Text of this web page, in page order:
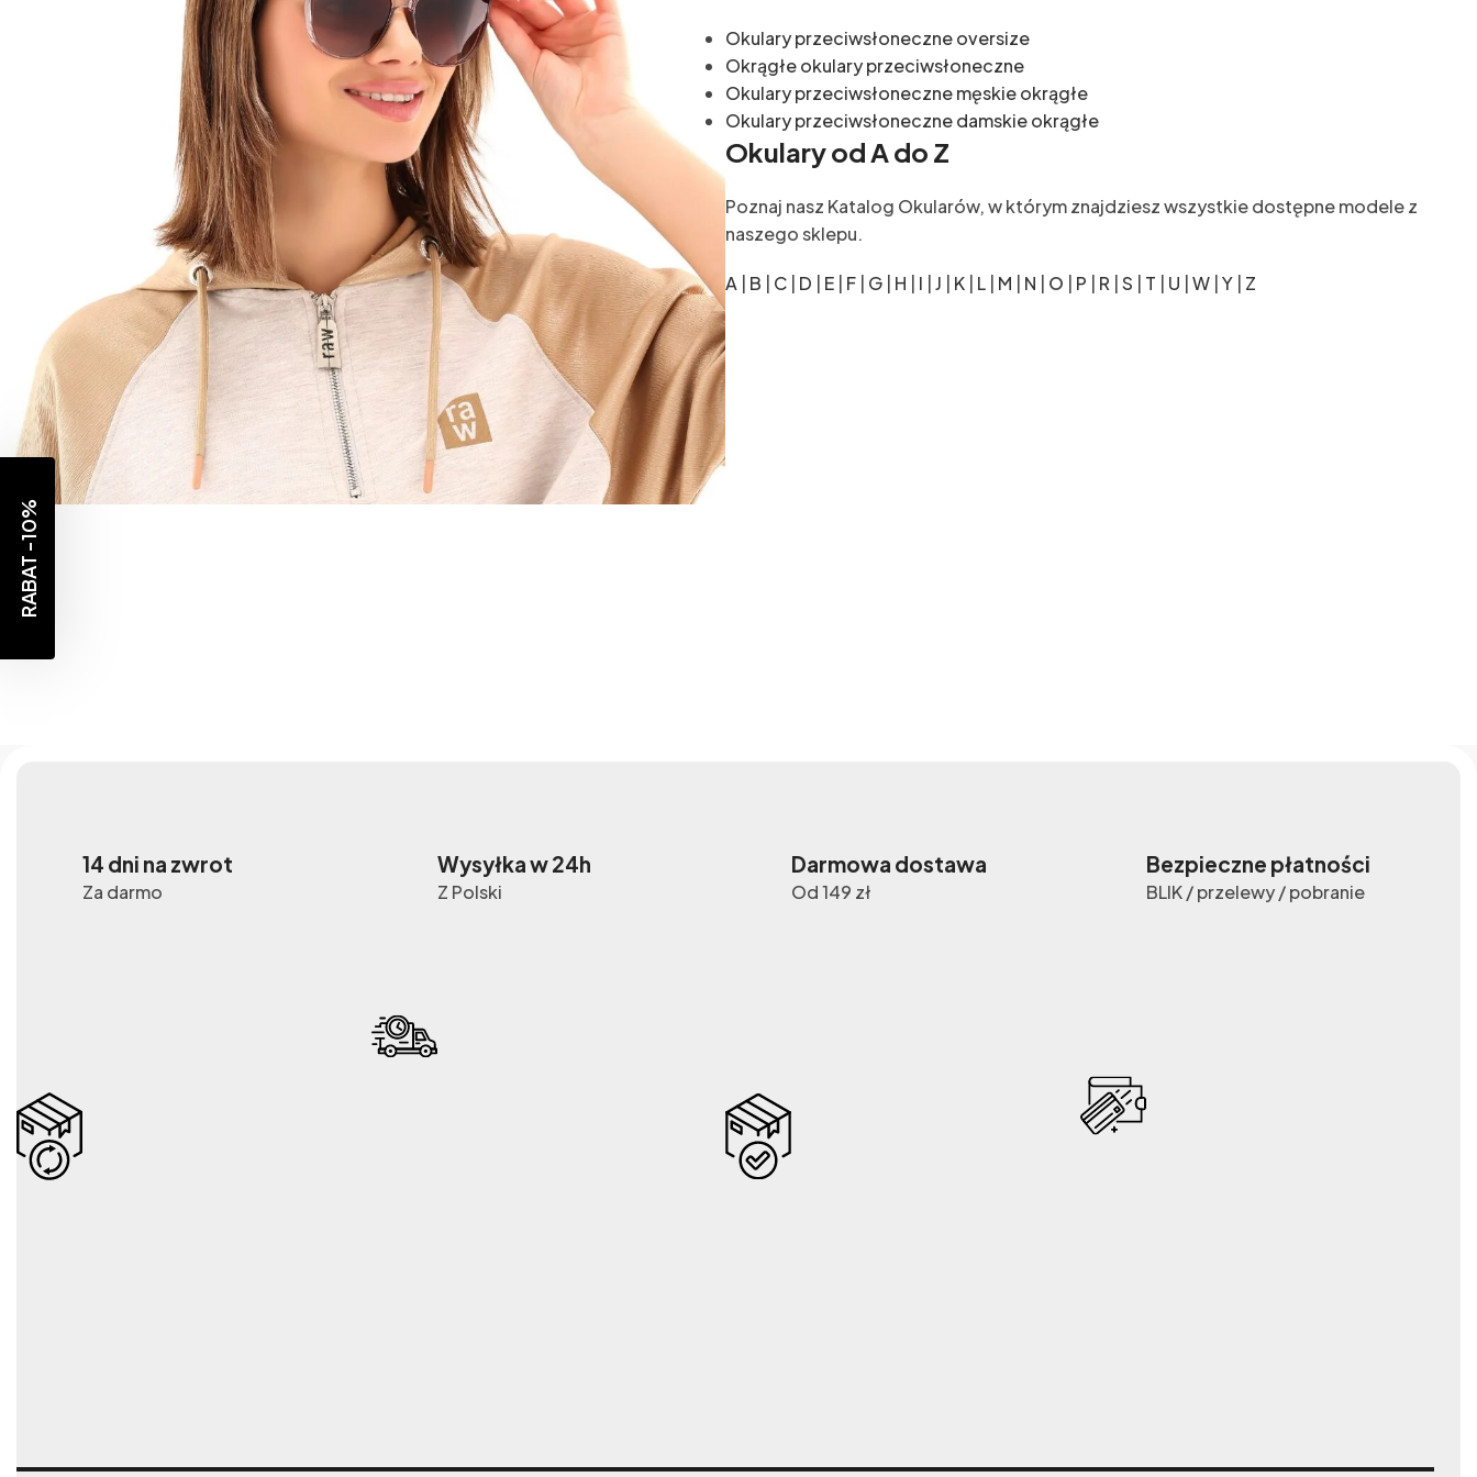
Okulary przeciwsłoneczne oversize
Okrągłe okulary przeciwsłoneczne
Okulary przeciwsłoneczne męskie okrągłe
Okulary przeciwsłoneczne damskie okrągłe
Okulary od A do Z
Poznaj nasz Katalog Okularów, w którym znajdziesz wszystkie dostępne modele z
naszego sklepu.
A | B | C | D | E | F | G | H | I |J | K | L | M | N | O | P | R |S | T | U |W |Y | Z
14 dni na zwrot
Za darmo
Wysyłka w 24h
Z Polski
Darmowa dostawa
Od 149 zł
Bezpieczne płatności
BLIK / przelewy / pobranie
RABAT -10%